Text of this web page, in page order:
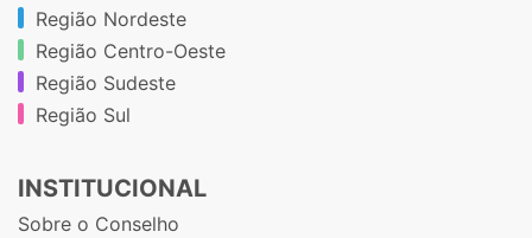
Região Nordeste
Região Centro-Oeste
Região Sudeste
Região Sul
INSTITUCIONAL
Sobre o Conselho